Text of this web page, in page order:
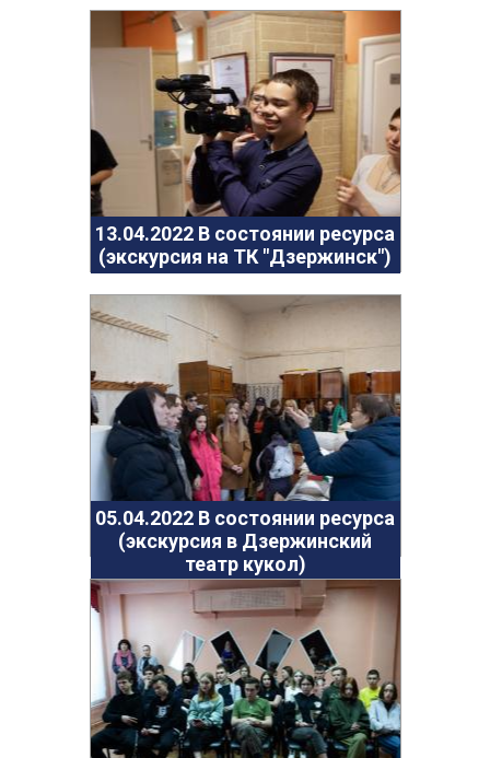
16.03.2022 Большая психологическая игра
"Территория успеха"
06.03.2022 Масленица на территории парка
03.03.2022 Масленица в клубе Бригантина
27.02.2022 Мальчишник - 2022
22.02.2022 Проект "Цифровая культура". Дагестан
27.01.2022 Большая психологическаяигра "Мир
открытых дверей"
25.01.2022 Проект "Цифровая культура".
Бошкортостан
24.12.2021 Городская развлекательная программа
в парке "Утиное озеро"
Талантливая молодежь 2021
26.11.2021 Лаборатория профессий. Часть 2
21.10.2021 Занятие по финансовой грамотности
24.11.2021 Лаборатория профессии
17.11.2021 Межведомственная беседа
"Подросток и закон"
03.10.2021 Туристический слёт
16.09.2021 Веселые старты. Стадион "Пионер"
11.09.2021 Поэтическая площадка "Послушайте!"
20.01.2019 Дорога к радости - сияние Рождества
11.02.2019 Патриотический вечер «Афганские
страницы»
25.10.2018 "Квартирник на Ленкома"
13.04.2022 В состоянии ресурса
(экскурсия на ТК "Дзержинск")
05.04.2022 В состоянии ресурса
(экскурсия в Дзержинский
театр кукол)